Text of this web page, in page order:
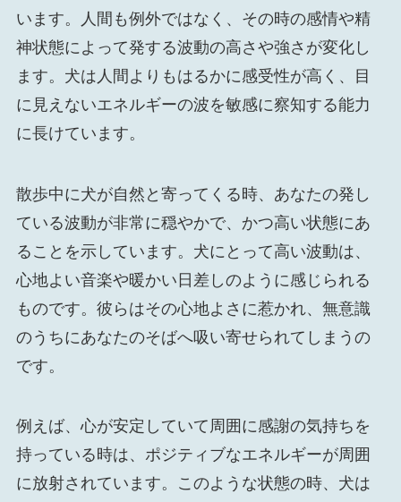
います。人間も例外ではなく、その時の感情や精
神状態によって発する波動の高さや強さが変化し
ます。犬は人間よりもはるかに感受性が高く、目
に見えないエネルギーの波を敏感に察知する能力
に長けています。
散歩中に犬が自然と寄ってくる時、あなたの発し
ている波動が非常に穏やかで、かつ高い状態にあ
ることを示しています。犬にとって高い波動は、
心地よい音楽や暖かい日差しのように感じられる
ものです。彼らはその心地よさに惹かれ、無意識
のうちにあなたのそばへ吸い寄せられてしまうの
です。
例えば、心が安定していて周囲に感謝の気持ちを
持っている時は、ポジティブなエネルギーが周囲
に放射されています。このような状態の時、犬は